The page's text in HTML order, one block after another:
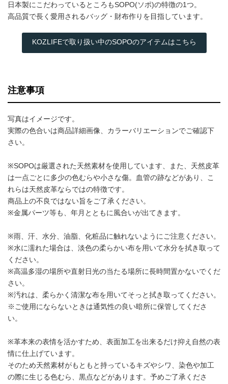
日本製にこだわっているところもSOPO(ソポ)の特徴の1つ。
高品質で長く愛用されるバッグ・財布作りを目指しています。
KOZLIFEで取り扱い中のSOPOのアイテムはこちら
注意事項
写真はイメージです。
実際の色合いは商品詳細画像、カラーバリエーションでご確認下
さい。
※SOPOは厳選された天然素材を使用しています、また、天然皮革
は一点ごとに多少の色むらや小さな傷。血管の跡などがあり、こ
れらは天然皮革ならではの特徴です。
商品上の不良ではない旨をご了承ください。
※金属パーツ等も、年月とともに風合いが出てきます。
※雨、汗、水分、油脂、化粧品に触れないようにご注意ください。
※水に濡れた場合は、淡色の柔らかい布を用いて水分を拭き取って
ください。
※高温多湿の場所や直射日光の当たる場所に長時間置かないでくだ
さい。
※汚れは、柔らかく清潔な布を用いてそっと拭き取ってください。
※ご使用にならないときは通気性の良い暗所に保管してくださ
い。
※革本来の表情を活かすため、表面加工を出来るだけ抑え自然の表
情に仕上げています。
そのため天然素材がもともと持っているキズやシワ、染色や加工
の際に生じる色むら、黒点などがあります。予めご了承くださ